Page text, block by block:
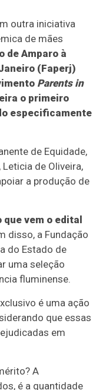
outra iniciativa
de mães
de Amparo à
(Faperj)
Parents in
o primeiro
especificamente
de Equidade,
de Oliveira,
a produção de
que vem o edital
disso, a Fundação
do Estado de
uma seleção
fluminense.
é uma ação
que essas
em
A
é a quantidade